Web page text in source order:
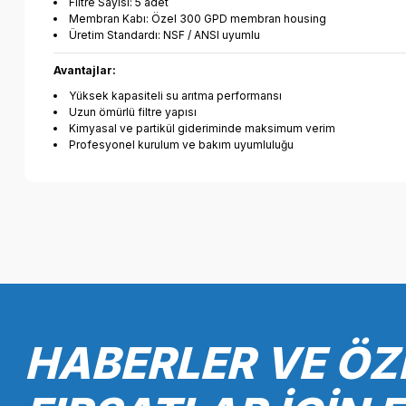
Membran Kabı: Özel 300 GPD membran housing
Üretim Standardı: NSF / ANSI uyumlu
Avantajlar:
Yüksek kapasiteli su arıtma performansı
Uzun ömürlü filtre yapısı
Kimyasal ve partikül gideriminde maksimum verim
Profesyonel kurulum ve bakım uyumluluğu
Ürün resmi kalitesiz, bozuk veya görüntülenemiyor.
Ürün fiyatı diğer sitelerden daha pahalı.
HABERLER VE